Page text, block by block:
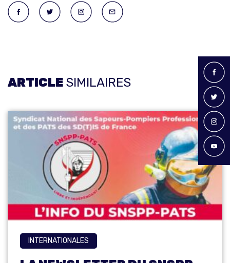
ARTICLE SIMILAIRES
INTERNATIONALES